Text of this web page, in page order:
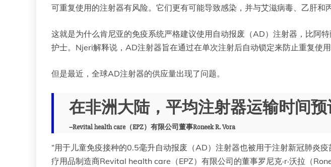
可重复使用的注射器有风险。它们更有可能导致感染，并与艾滋病毒、乙肝和
这就是为什么肯尼亚的免疫系统严格建议使用自动报废（AD）注射器，比阿
护士。Njeri解释说，AD注射器旨在通过在单次注射后自动锁定来防止重复使
但是最近，全球AD注射器的供应量出现了问题。
在非洲大陆，平均注射器运输时间预
–Revital health care（EPZ）有限公司董事Roneek R. Vora
“用于儿童免疫接种的0.5毫升自动报废（AD）注射器也被用于注射新冠肺
疗用品制造商Revital health care（EPZ）有限公司的董事罗尼克·r·沃拉（